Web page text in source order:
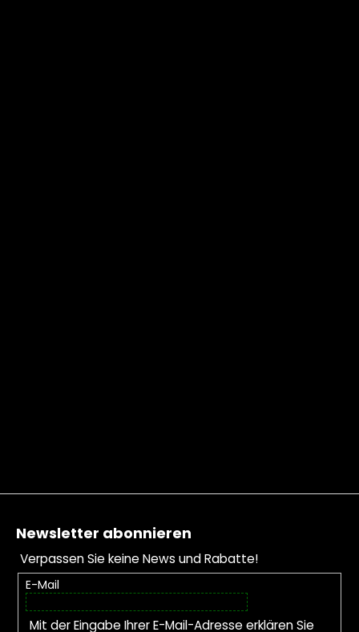
Fußzeile
Newsletter abonnieren
Verpassen Sie keine News und Rabatte!
E-Mail
Mit der Eingabe Ihrer E-Mail-Adresse erklären Sie